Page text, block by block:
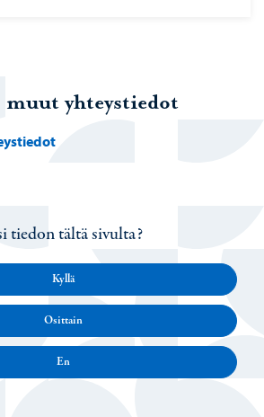
muut yhteystiedot
tiedon tältä sivulta?
Kyllä
Osittain
En